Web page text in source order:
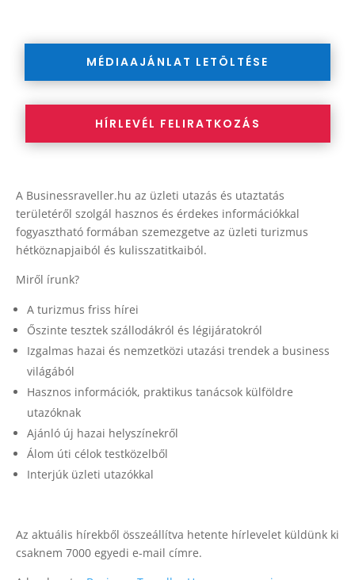
MÉDIAAJÁNLAT LETÖLTÉSE
HÍRLEVÉL FELIRATKOZÁS
A Businessraveller.hu az üzleti utazás és utaztatás
területéről szolgál hasznos és érdekes információkkal
fogyasztható formában szemezgetve az üzleti turizmus
hétköznapjaiból és kulisszatitkaiból.
Miről írunk?
A turizmus friss hírei
Őszinte tesztek szállodákról és légijáratokról
Izgalmas hazai és nemzetközi utazási trendek a business
világából
Hasznos információk, praktikus tanácsok külföldre
utazóknak
Ajánló új hazai helyszínekről
Álom úti célok testközelből
Interjúk üzleti utazókkal
Az aktuális hírekből összeállítva hetente hírlevelet küldünk ki
csaknem 7000 egyedi e-mail címre.